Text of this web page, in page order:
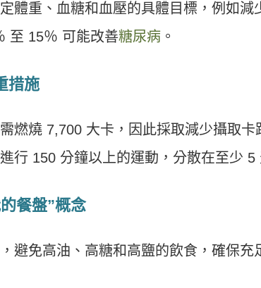
體重、血糖和血壓的具體目標，例如
至 15％ 可能改善糖尿病 。
措施
燃燒 7,700 大卡，因此採取減少攝取
行 150 分鐘以上的運動，分散在至少 5
餐盤”概念
避免高油、高糖和高鹽的飲食，確保充